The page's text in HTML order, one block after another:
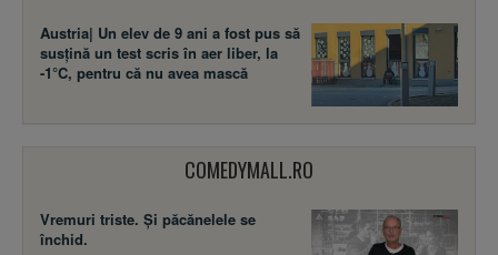
Austria| Un elev de 9 ani a fost pus să
susţină un test scris în aer liber, la
-1°C, pentru că nu avea mască
COMEDYMALL.RO
Vremuri triste. Şi păcănelele se
închid.